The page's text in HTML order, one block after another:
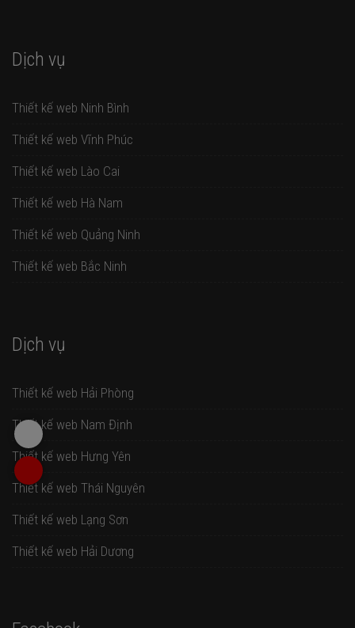
Dịch vụ
Thiết kế web Ninh Bình
Thiết kế web Vĩnh Phúc
Thiết kế web Lào Cai
Thiết kế web Hà Nam
Thiết kế web Quảng Ninh
Thiết kế web Bắc Ninh
Dịch vụ
Thiết kế web Hải Phòng
Thiết kế web Nam Định
Thiết kế web Hưng Yên
Thiết kế web Thái Nguyên
Thiết kế web Lạng Sơn
Thiết kế web Hải Dương